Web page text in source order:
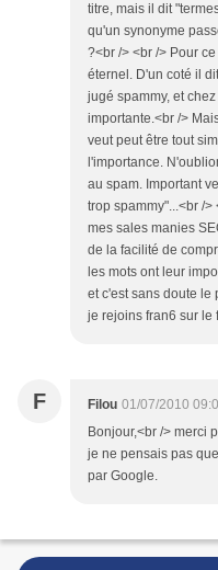
titre, mais il dit
qu'un synonyme
?<br /> <br /> Pour
éternel. D'un coté il
jugé spammy, et
importante.<br />
veut peut être tout
l'importance.
au spam. Important
trop spammy"...<br />
mes sales manies
de la facilité de
les mots ont leur
et c'est sans doute le
je rejoins fran6 sur le
F Filou 01/07/2010
Bonjour,<br /> merci
je ne pensais pas
par Google.